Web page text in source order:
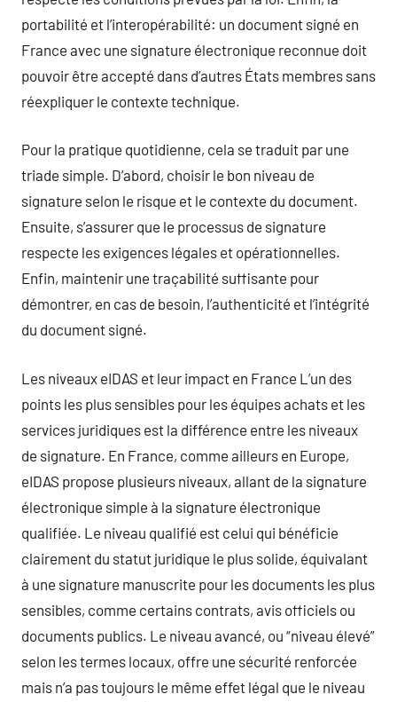
portabilité et l’interopérabilité: un document signé en
France avec une signature électronique reconnue doit
pouvoir être accepté dans d’autres États membres sans
réexpliquer le contexte technique.
Pour la pratique quotidienne, cela se traduit par une
triade simple. D’abord, choisir le bon niveau de
signature selon le risque et le contexte du document.
Ensuite, s’assurer que le processus de signature
respecte les exigences légales et opérationnelles.
Enfin, maintenir une traçabilité suffisante pour
démontrer, en cas de besoin, l’authenticité et l’intégrité
du document signé.
Les niveaux eIDAS et leur impact en France L’un des
points les plus sensibles pour les équipes achats et les
services juridiques est la différence entre les niveaux
de signature. En France, comme ailleurs en Europe,
eIDAS propose plusieurs niveaux, allant de la signature
électronique simple à la signature électronique
qualifiée. Le niveau qualifié est celui qui bénéficie
clairement du statut juridique le plus solide, équivalant
à une signature manuscrite pour les documents les plus
sensibles, comme certains contrats, avis officiels ou
documents publics. Le niveau avancé, ou “niveau élevé”
selon les termes locaux, offre une sécurité renforcée
mais n’a pas toujours le même effet légal que le niveau